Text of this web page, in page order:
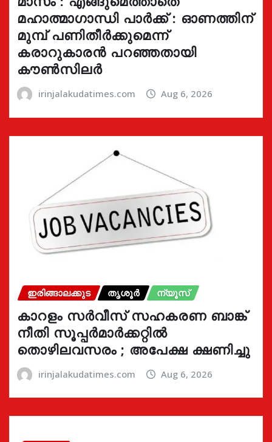
മഹാത്മാഗാന്ധി പാർക്ക് : ഓണത്തിന്
മുമ്പ് പണിതീർക്കുമെന്ന്
കരാറുകാരൻ പറഞ്ഞതായി
കൗൺസിലർ
irinjalakudatimes.com Aug 6, 2026
ഇരിങ്ങാലക്കുട തൃശൂർ ന്യൂസ്
കാറളം സർവീസ് സഹകരണ ബാങ്ക്
നീതി സൂപ്പർമാർക്കറ്റിൽ
തൊഴിലവസരം ; അപേക്ഷ ക്ഷണിച്ചു
irinjalakudatimes.com Aug 6, 2026